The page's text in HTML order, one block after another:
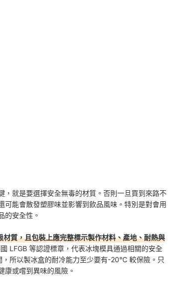
，就是要選擇安全無毒的材質。否則一旦買到來路不
能會散發塑膠味並影響到飲品風味。特別是對會用
的安全性。
質，且包裝上應完整標示製作材料、產地、耐熱與
LFGB 等認證標章，代表冰塊模具通過相關的安全
所以製冰盒的耐冷能力至少要有-20°C 較保險。只
康或嚐到異味的風險。